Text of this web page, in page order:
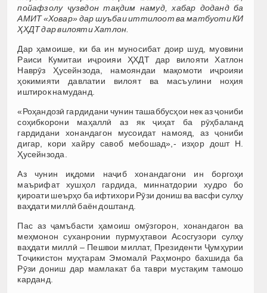
пойафзолу ҷузвдон тақдим намуд, хабар доданд ба
АМИТ «Ховар» дар шуъбаи иттилоот ва матбуоти КИ
ҲХДТ дар вилояти Хатлон.
Дар ҳамоише, ки ба ин муносибат доир шуд, муовини
Раиси Кумитаи иҷроияи ҲХДТ дар вилояти Хатлон
Наврӯз Ҳусейнзода, намояндаи мақомоти иҷроияи
ҳокимияти давлатии вилоят ва масъулини ноҳия
иштирок намуданд.
«Роҳандозӣ гардидани чунин ташаббусҳои нек аз ҷониби
соҳибкорони маҳаллӣ аз як ҷиҳат ба рӯҳбаланд
гардидани хонандагон мусоидат намояд, аз ҷониби
дигар, кори хайру савоб мебошад»,- изҳор дошт Н.
Ҳусейнзода.
Аз чунин иқдоми наҷиб хонандагони ин боргоҳи
маърифат хушҳол гардида, миннатдории худро бо
қироати шеърҳо ба ифтихори Рӯзи дониш ва васфи сулҳу
ваҳдати миллӣ баён доштанд.
Пас аз ҷамъбасти ҳамоиш омӯзгорон, хонандагон ва
меҳмонон суханронии пурмуҳтавои Асосгузори сулҳу
ваҳдати миллӣ – Пешвои миллат, Президенти Ҷумҳурии
Тоҷикистон муҳтарам Эмомалӣ Раҳмонро бахшида ба
Рӯзи дониш дар мамлакат ба таври мустақим тамошо
карданд.